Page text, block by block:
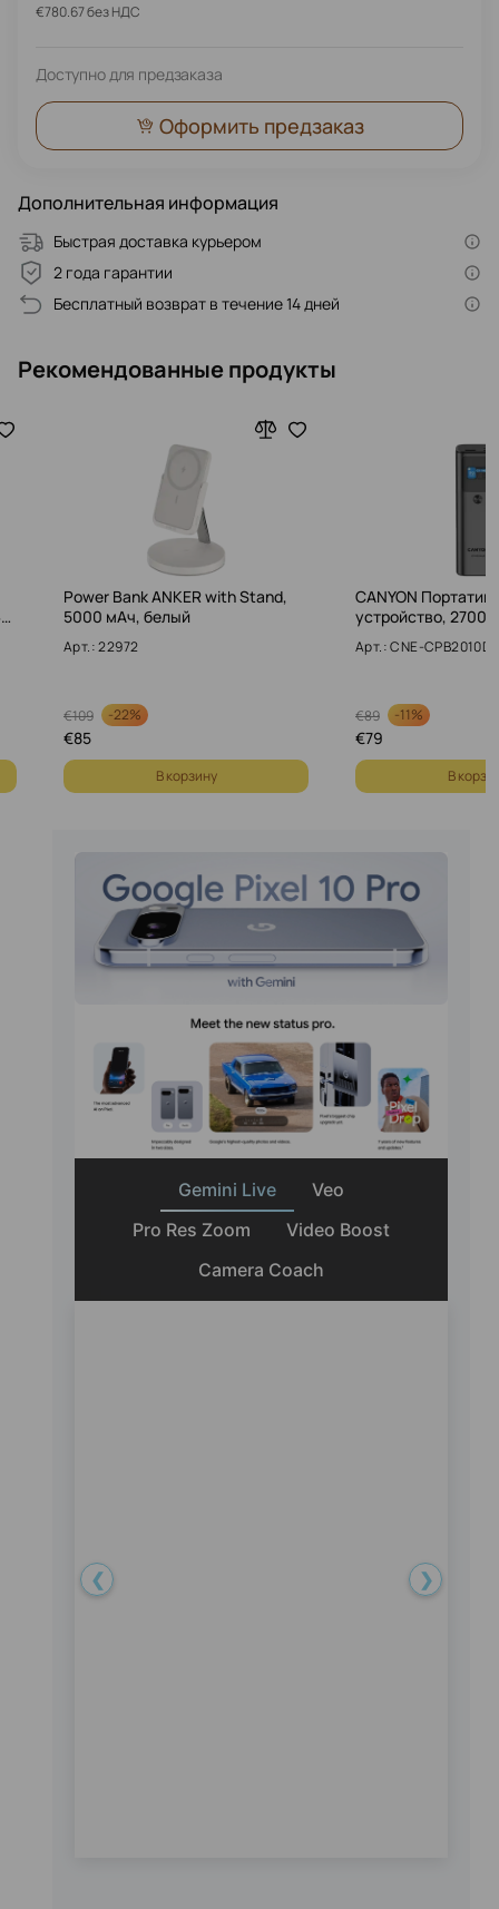
€780.67 без НДС
Доступно для предзаказа
Оформить предзаказ
Дополнительная информация
Быстрая доставка курьером
2 года гарантии
Бесплатный возврат в течение 14 дней
Рекомендованные продукты
Power Bank ANKER with Stand,
5000 мАч, белый
Арт.: 22972
109
€ -22%
85
€
В корзину
CANYON
устройство,
Арт.: CNE-
89
€ -11%
79
€
В